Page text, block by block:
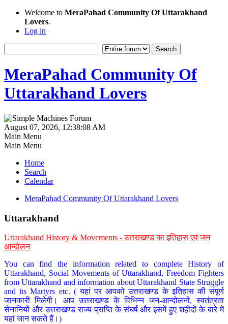
Welcome to MeraPahad Community Of Uttarakhand
Lovers.
Log in
MeraPahad Community Of
Uttarakhand Lovers
August 07, 2026, 12:38:08 AM
Main Menu
Main Menu
Home
Search
Calendar
MeraPahad Community Of Uttarakhand Lovers
Uttarakhand
Uttarakhand History & Movements - उत्तराखण्ड का इतिहास एवं जन
आन्दोलन
You can find the information related to complete History of
Uttarakhand, Social Movements of Uttarakhand, Freedom Fighters
from Uttarakhand and information about Uttarakhand State Struggle
and its Martyrs etc. ( यहां पर आपको उत्तराखण्ड के इतिहास की संपूर्ण
जानकारी मिलेगी। आप उत्तराखण्ड के विभिन्न जन-आन्दोलनों, स्वतंत्रता
सेनानियों और उत्तराखण्ड राज्य प्राप्ति के संघर्ष और इसमें हुए शहीदों के बारे में
यहां जान सकते हैं।)